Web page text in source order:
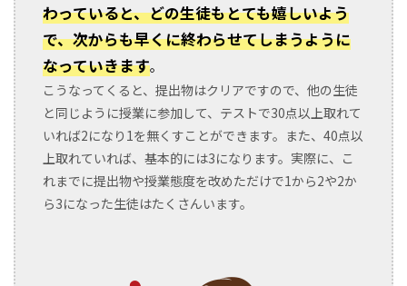
わっていると、どの生徒もとても嬉しいよう
で、次からも早くに終わらせてしまうように
なっていきます。
こうなってくると、提出物はクリアですので、他の生徒
と同じように授業に参加して、テストで30点以上取れて
いれば2になり1を無くすことができます。また、40点以
上取れていれば、基本的には3になります。実際に、こ
れまでに提出物や授業態度を改めただけで1から2や2か
ら3になった生徒はたくさんいます。